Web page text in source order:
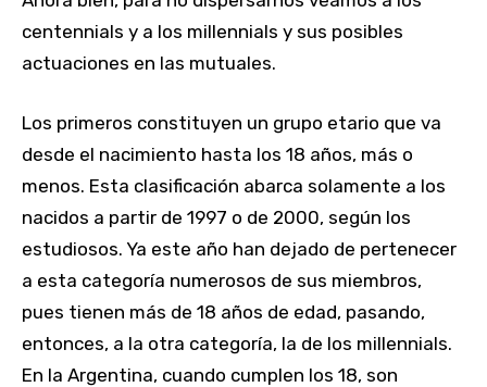
centennials y a los millennials y sus posibles
actuaciones en las mutuales.
Los primeros constituyen un grupo etario que va
desde el nacimiento hasta los 18 años, más o
menos. Esta clasificación abarca solamente a los
nacidos a partir de 1997 o de 2000, según los
estudiosos. Ya este año han dejado de pertenecer
a esta categoría numerosos de sus miembros,
pues tienen más de 18 años de edad, pasando,
entonces, a la otra categoría, la de los millennials.
En la Argentina, cuando cumplen los 18, son